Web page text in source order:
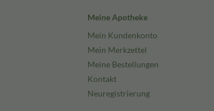
Meine Apotheke
Mein Kundenkonto
Mein Merkzettel
Meine Bestellungen
Kontakt
Neuregistrierung